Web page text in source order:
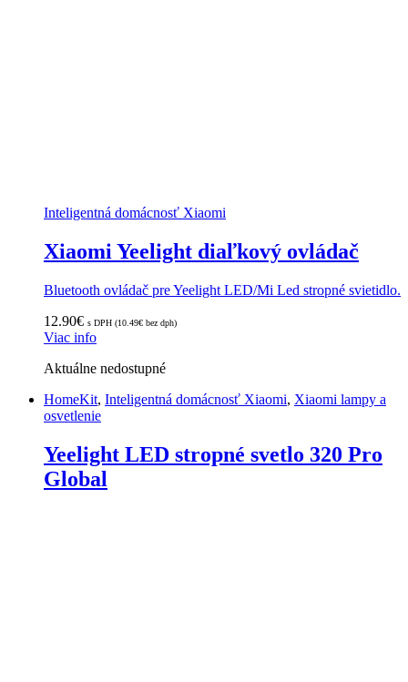
Inteligentná domácnosť Xiaomi
Xiaomi Yeelight diaľkový ovládač
Bluetooth ovládač pre Yeelight LED/Mi Led stropné svietidlo.
12.90€ s DPH (10.49€ bez dph)
Viac info
Aktuálne nedostupné
HomeKit, Inteligentná domácnosť Xiaomi, Xiaomi lampy a
osvetlenie
Yeelight LED stropné svetlo 320 Pro
Global